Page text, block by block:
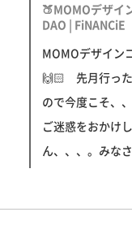
🍑MOMOデザイ
DAO | FiNANCiE
MOMOデザイン
🙌🏻 先月行った
ので今度こそ、
ご迷惑をおかけ
ん、、、。みな